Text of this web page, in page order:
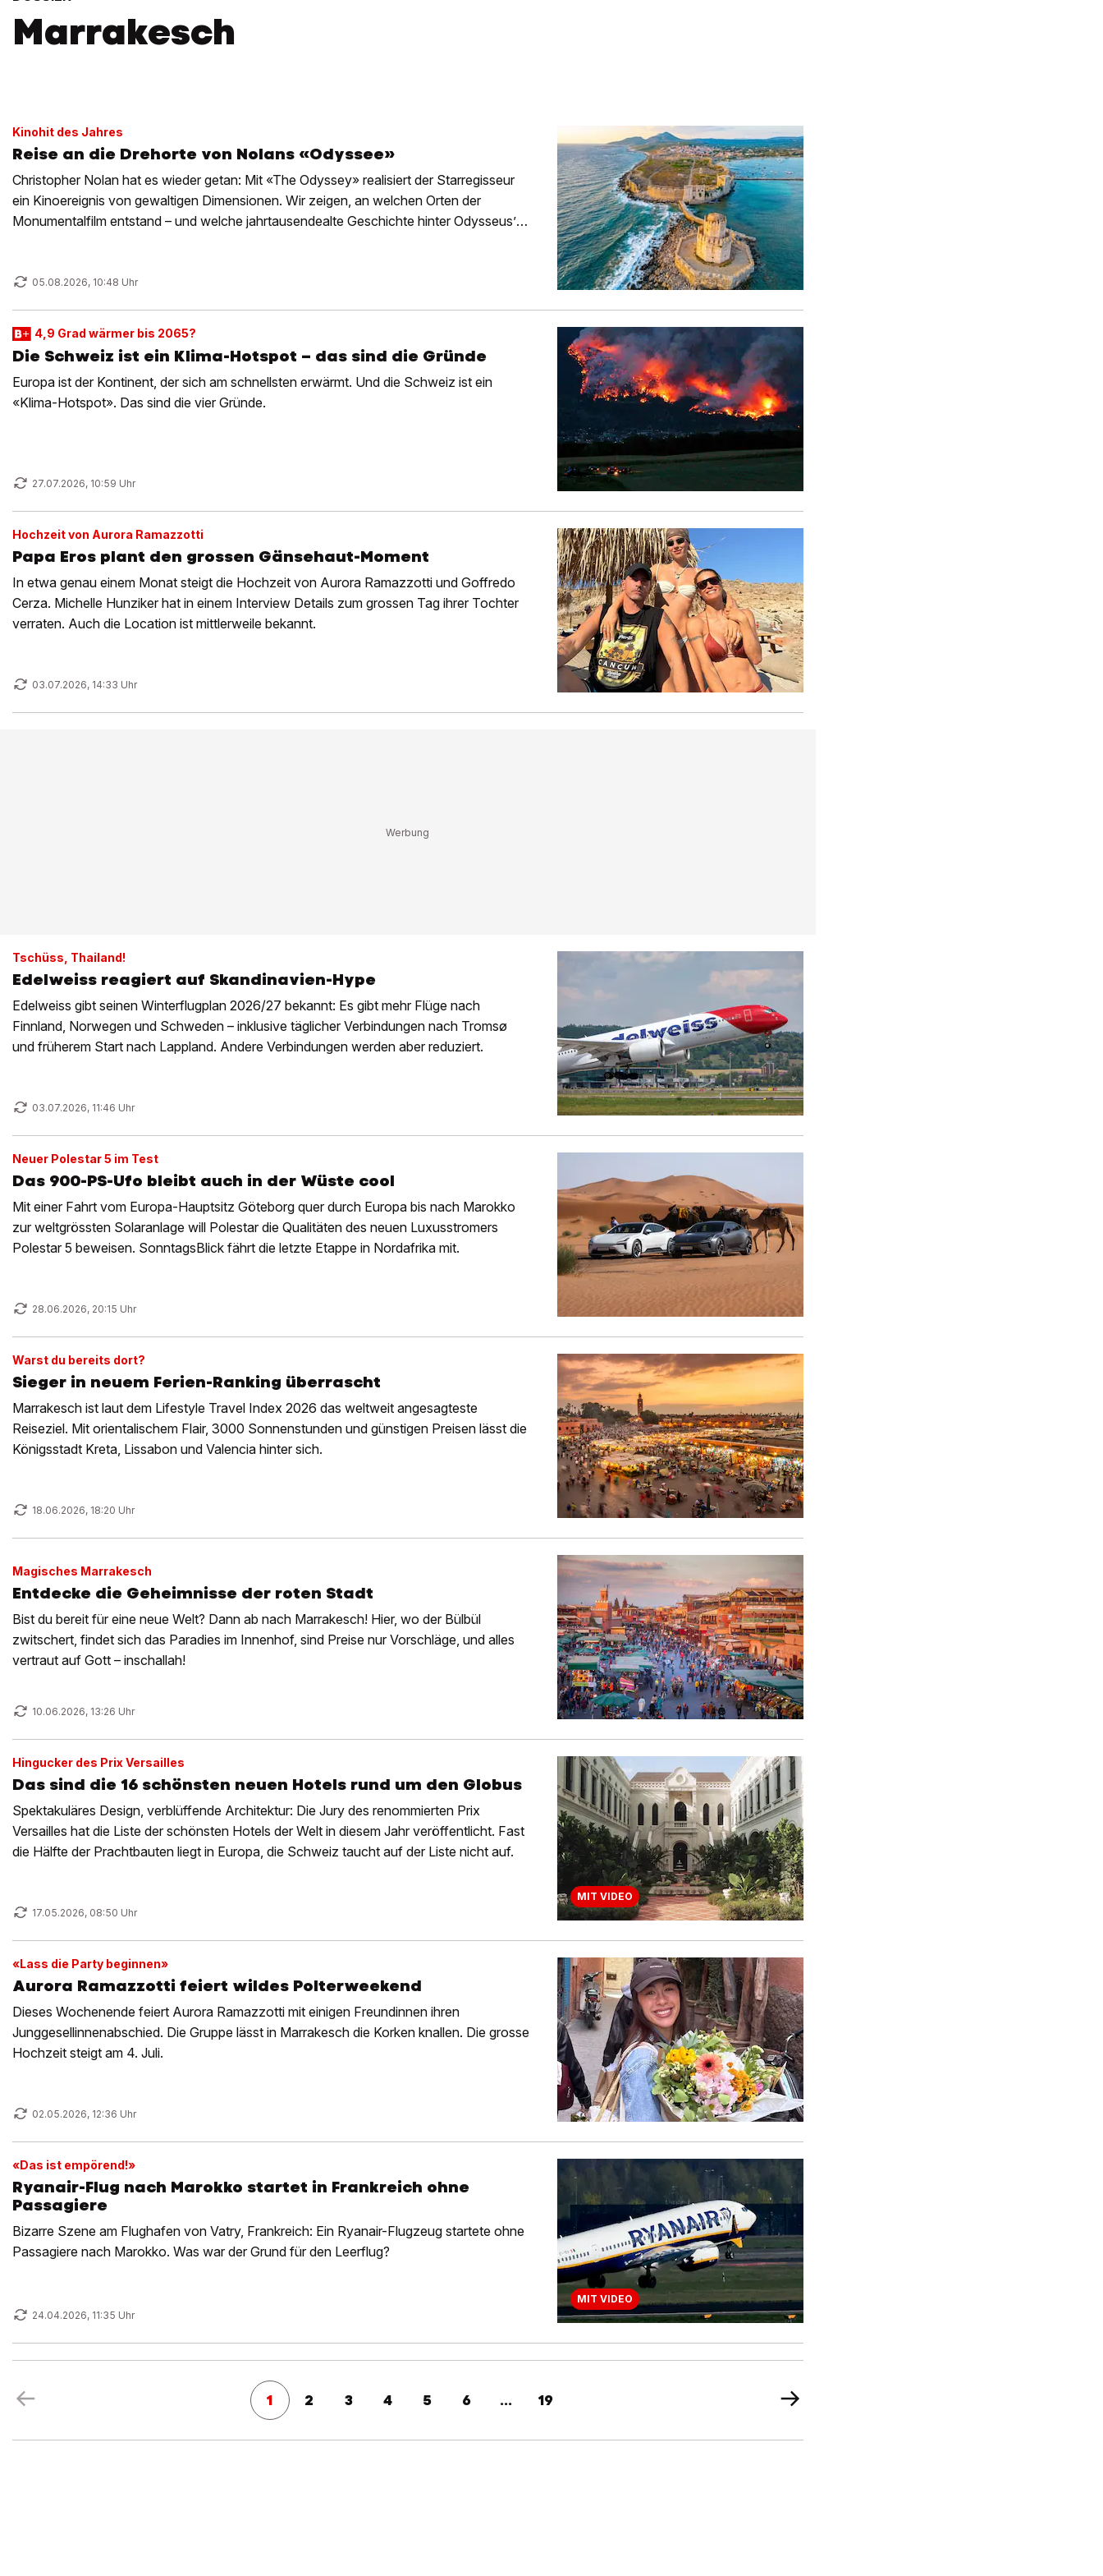
Marrakesch
Kinohit des Jahres
Reise an die Drehorte von Nolans «Odyssee»
Christopher Nolan hat es wieder getan: Mit «The Odyssey» realisiert der Starregisseur
ein Kinoereignis von gewaltigen Dimensionen. Wir zeigen, an welchen Orten der
Monumentalfilm entstand – und welche jahrtausendealte Geschichte hinter Odysseus’
05.08.2026, 10:48 Uhr
4,9 Grad wärmer bis 2065?
Die Schweiz ist ein Klima-Hotspot – das sind die Gründe
Europa ist der Kontinent, der sich am schnellsten erwärmt. Und die Schweiz ist ein
«Klima-Hotspot». Das sind die vier Gründe.
27.07.2026, 10:59 Uhr
Hochzeit von Aurora Ramazzotti
Papa Eros plant den grossen Gänsehaut-Moment
In etwa genau einem Monat steigt die Hochzeit von Aurora Ramazzotti und Goffredo
Cerza. Michelle Hunziker hat in einem Interview Details zum grossen Tag ihrer Tochter
verraten. Auch die Location ist mittlerweile bekannt.
03.07.2026, 14:33 Uhr
Tschüss, Thailand!
Edelweiss reagiert auf Skandinavien-Hype
Edelweiss gibt seinen Winterflugplan 2026/27 bekannt: Es gibt mehr Flüge nach
Finnland, Norwegen und Schweden – inklusive täglicher Verbindungen nach Tromsø
und früherem Start nach Lappland. Andere Verbindungen werden aber reduziert.
03.07.2026, 11:46 Uhr
Neuer Polestar 5 im Test
Das 900-PS-Ufo bleibt auch in der Wüste cool
Mit einer Fahrt vom Europa-Hauptsitz Göteborg quer durch Europa bis nach Marokko
zur weltgrössten Solaranlage will Polestar die Qualitäten des neuen Luxusstromers
Polestar 5 beweisen. SonntagsBlick fährt die letzte Etappe in Nordafrika mit.
28.06.2026, 20:15 Uhr
Warst du bereits dort?
Sieger in neuem Ferien-Ranking überrascht
Marrakesch ist laut dem Lifestyle Travel Index 2026 das weltweit angesagteste
Reiseziel. Mit orientalischem Flair, 3000 Sonnenstunden und günstigen Preisen lässt die
Königsstadt Kreta, Lissabon und Valencia hinter sich.
18.06.2026, 18:20 Uhr
Magisches Marrakesch
Entdecke die Geheimnisse der roten Stadt
Bist du bereit für eine neue Welt? Dann ab nach Marrakesch! Hier, wo der Bülbül
zwitschert, findet sich das Paradies im Innenhof, sind Preise nur Vorschläge, und alles
vertraut auf Gott – inschallah!
10.06.2026, 13:26 Uhr
Hingucker des Prix Versailles
Das sind die 16 schönsten neuen Hotels rund um den Globus
Spektakuläres Design, verblüffende Architektur: Die Jury des renommierten Prix
Versailles hat die Liste der schönsten Hotels der Welt in diesem Jahr veröffentlicht. Fast
die Hälfte der Prachtbauten liegt in Europa, die Schweiz taucht auf der Liste nicht auf.
17.05.2026, 08:50 Uhr
MIT VIDEO
«Lass die Party beginnen»
Aurora Ramazzotti feiert wildes Polterweekend
Dieses Wochenende feiert Aurora Ramazzotti mit einigen Freundinnen ihren
Junggesellinnenabschied. Die Gruppe lässt in Marrakesch die Korken knallen. Die grosse
Hochzeit steigt am 4. Juli.
02.05.2026, 12:36 Uhr
«Das ist empörend!»
Ryanair-Flug nach Marokko startet in Frankreich ohne
Passagiere
Bizarre Szene am Flughafen von Vatry, Frankreich: Ein Ryanair-Flugzeug startete ohne
Passagiere nach Marokko. Was war der Grund für den Leerflug?
24.04.2026, 11:35 Uhr
MIT VIDEO
1 2 3 4 5 6 ... 19